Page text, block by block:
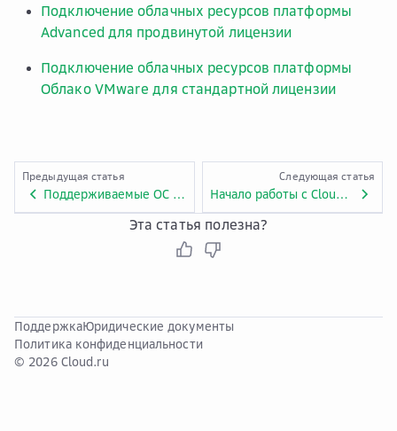
Подключение облачных ресурсов платформы
Advanced для продвинутой лицензии
Подключение облачных ресурсов платформы
Облако VMware для стандартной лицензии
Предыдущая статья
Поддерживаемые ОС и ограничения возможностей
Следующая статья
Начало работы с Cloud Advisor
Эта статья полезна?
ПоддержкаЮридические документы
Политика конфиденциальности
© 2026 Cloud.ru